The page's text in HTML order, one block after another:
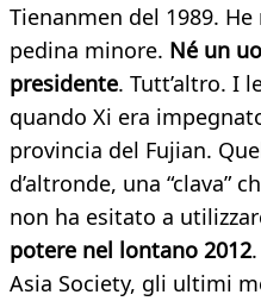
Tienanmen del 1989.
pedina minore. Né un
presidente. Tutt’altro. I
quando Xi era
provincia del Fujian.
d’altronde, una “clava”
non ha esitato a
potere nel lontano 2012
Asia Society, gli ultimi